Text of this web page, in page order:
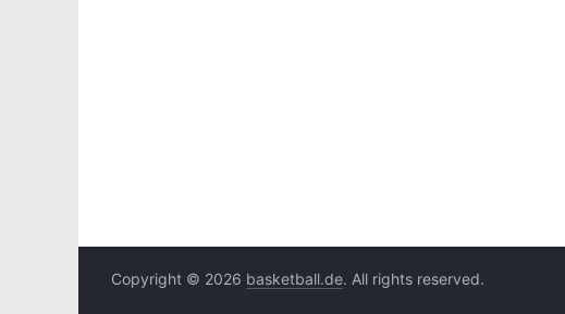
Copyright © 2026 basketball.de. All rights reserved.